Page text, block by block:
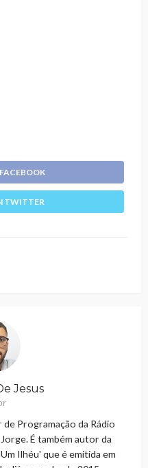
TWITTER
Jesus
Programação da Rádio
É também autor da
Ilhéu' que é emitida em